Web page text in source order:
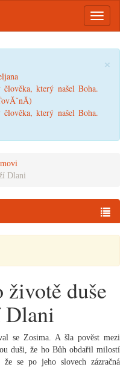
Toggle
×
který našel Boha.
který našel Boha.
Dlani
životě duše
Dlani
se Zosima. A šla pověst mezi
duši, že ho Bůh obdařil milostí
se po jeho slovech zázračná